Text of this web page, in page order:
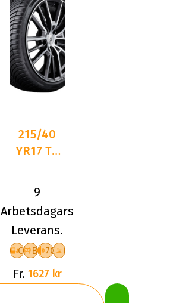
215/40
YR17 TL
TURANZA
AS 6 XL
9
Arbetsdagars
Leverans.
C B 70
Fr. 1627 kr